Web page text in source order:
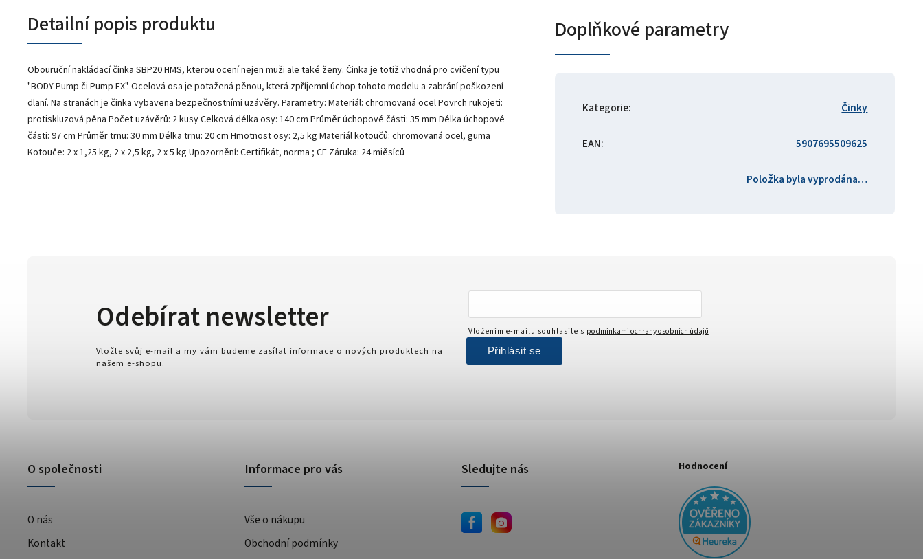
Detailní popis produktu
Obouruční nakládací činka SBP20 HMS, kterou ocení nejen muži ale také ženy. Činka je totiž vhodná pro cvičení typu
"BODY Pump či Pump FX". Ocelová osa je potažená pěnou, která zpříjemní úchop tohoto modelu a zabrání poškození
dlaní. Na stranách je činka vybavena bezpečnostními uzávěry. Parametry: Materiál: chromovaná ocel Povrch rukojeti:
protiskluzová pěna Počet uzávěrů: 2 kusy Celková délka osy: 140 cm Průměr úchopové části: 35 mm Délka úchopové
části: 97 cm Průměr trnu: 30 mm Délka trnu: 20 cm Hmotnost osy: 2,5 kg Materiál kotoučů: chromovaná ocel, guma
Kotouče: 2 x 1,25 kg, 2 x 2,5 kg, 2 x 5 kg Upozornění: Certifikát, norma ; CE Záruka: 24 miěsíců
Doplňkové parametry
Kategorie: Činky
EAN: 5907695509625
Položka byla vyprodána…
O společnosti
O nás
Kontakt
Informace pro vás
Vše o nákupu
Obchodní podmínky
Odebírat newsletter
Vložte svůj e-mail a my vám budeme zasílat informace o nových produktech na
našem e-shopu.
Vložením e-mailu souhlasíte s podmínkami ochrany osobních údajů
Přihlásit se
Sledujte nás Hodnocení